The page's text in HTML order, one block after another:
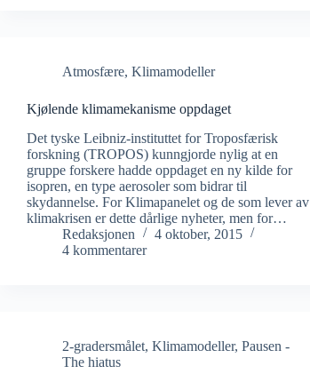
Atmosfære, Klimamodeller
Kjølende klimamekanisme oppdaget
Det tyske Leibniz-instituttet for Troposfærisk
forskning (TROPOS) kunngjorde nylig at en
gruppe forskere hadde oppdaget en ny kilde for
isopren, en type aerosoler som bidrar til
skydannelse. For Klimapanelet og de som lever av
klimakrisen er dette dårlige nyheter, men for…
Redaksjonen
4 oktober, 2015
4 kommentarer
2-gradersmålet, Klimamodeller, Pausen -
The hiatus